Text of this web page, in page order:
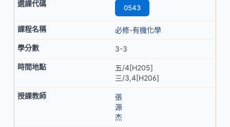
0543
必修-有機化學
3-3
五/4[H205]
三/3,4[H206]
張
源
杰